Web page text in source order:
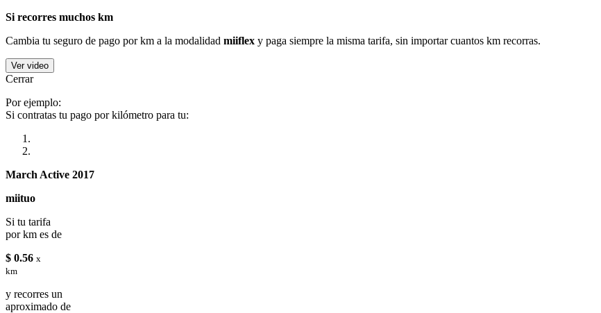
Si recorres muchos km
Cambia tu seguro de pago por km a la modalidad miiflex y paga siempre la misma tarifa, sin importar cuantos km recorras.
Ver video
Cerrar
Por ejemplo:
Si contratas tu pago por kilómetro para tu:
March Active 2017
miituo
Si tu tarifa
por km es de
$ 0.56 x
km
y recorres un
aproximado de